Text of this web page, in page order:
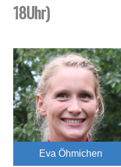
18Uhr)
Eva Öhmichen